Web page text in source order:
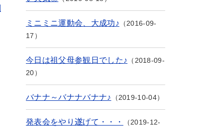
ミニミニ運動会、大成功♪
2016-09-
17
今日は祖父母参観日でした♪
2018-09-
20
バナナ～バナナバナナ♪ 2019-10-04
発表会をやり遂げて・・・
2019-12-